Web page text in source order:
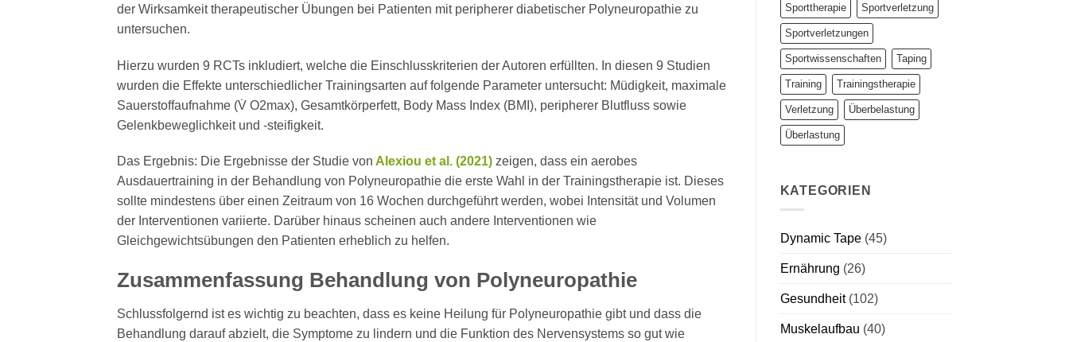
der Wirksamkeit therapeutischer Übungen bei Patienten mit peripherer diabetischer Polyneuropathie zu
untersuchen.
Hierzu wurden 9 RCTs inkludiert, welche die Einschlusskriterien der Autoren erfüllten. In diesen 9 Studien
wurden die Effekte unterschiedlicher Trainingsarten auf folgende Parameter untersucht: Müdigkeit, maximale
Sauerstoffaufnahme (V̇ O2max), Gesamtkörperfett, Body Mass Index (BMI), peripherer Blutfluss sowie
Gelenkbeweglichkeit und -steifigkeit.
Das Ergebnis: Die Ergebnisse der Studie von Alexiou et al. (2021) zeigen, dass ein aerobes
Ausdauertraining in der Behandlung von Polyneuropathie die erste Wahl in der Trainingstherapie ist. Dieses
sollte mindestens über einen Zeitraum von 16 Wochen durchgeführt werden, wobei Intensität und Volumen
der Interventionen variierte. Darüber hinaus scheinen auch andere Interventionen wie
Gleichgewichtsübungen den Patienten erheblich zu helfen.
Zusammenfassung Behandlung von Polyneuropathie
Schlussfolgernd ist es wichtig zu beachten, dass es keine Heilung für Polyneuropathie gibt und dass die
Behandlung darauf abzielt, die Symptome zu lindern und die Funktion des Nervensystems so gut wie
Sporttherapie Sportverletzung
Sportverletzungen
Sportwissenschaften Taping
Training Trainingstherapie
Verletzung Überbelastung
Überlastung
KATEGORIEN
Dynamic Tape(45)
Ernährung (26)
Gesundheit(102)
Muskelaufbau (40)